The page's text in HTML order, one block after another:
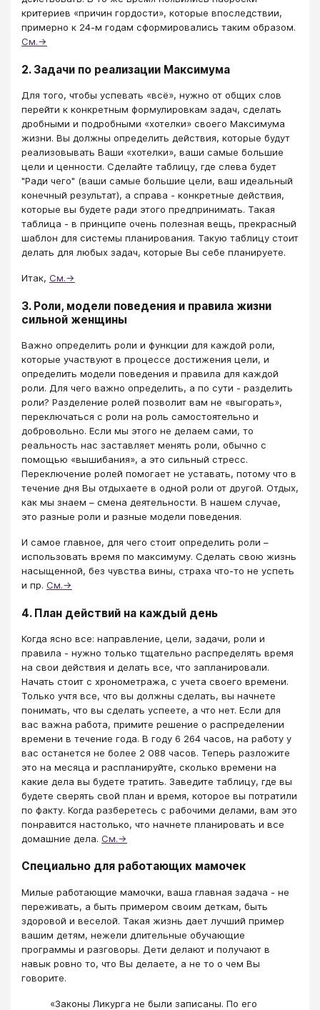
критериев «причин гордости», которые впоследствии,
примерно к 24-м годам сформировались таким образом.
См.→
2. Задачи по реализации Максимума
​Для того, чтобы успевать «всё», нужно от общих слов
перейти к конкретным формулировкам задач, сделать
дробными и подробными «хотелки» своего Максимума
жизни. Вы должны определить действия, которые будут
реализовывать Ваши «хотелки», ваши самые большие
цели и ценности. Сделайте таблицу, где слева будет
"Ради чего" (ваши самые большие цели, ваш идеальный
конечный результат), а справа - конкретные действия,
которые вы будете ради этого предпринимать. Такая
таблица - в принципе очень полезная вещь, прекрасный
шаблон для системы планирования. Такую таблицу стоит
делать для любых задач, которые Вы себе планируете.
Итак, См.→
3. Роли, модели поведения и правила жизни
сильной женщины
Важно определить роли и функции для каждой роли,
которые участвуют в процессе достижения цели, и
определить модели поведения и правила для каждой
роли. Для чего важно определить, а по сути - разделить
роли? Разделение ролей позволит вам не «выгорать»,
переключаться с роли на роль самостоятельно и
добровольно. Если мы этого не делаем сами, то
реальность нас заставляет менять роли, обычно с
помощью «вышибания», а это сильный стресс.
Переключение ролей помогает не уставать, потому что в
течение дня Вы отдыхаете в одной роли от другой. Отдых,
как мы знаем – смена деятельности. В нашем случае,
это разные роли и разные модели поведения.
И самое главное, для чего стоит определить роли –
использовать время по максимуму. Сделать свою жизнь
насыщенной, без чувства вины, страха что-то не успеть
и пр. См.→
4. План действий на каждый день
Когда ясно все: направление, цели, задачи, роли и
правила - нужно только тщательно распределять время
на свои действия и делать все, что запланировали.
Начать стоит с хронометража, с учета своего времени.
Только учтя все, что вы должны сделать, вы начнете
понимать, что вы сделать успеете, а что нет. Если для
вас важна работа, примите решение о распределении
времени в течение года. В году 6 264 часов, на работу у
вас останется не более 2 088 часов. Теперь разложите
это на месяца и распланируйте, сколько времени на
какие дела вы будете тратить. Заведите таблицу, где вы
будете сверять свой план и время, которое вы потратили
по факту. Когда разберетесь с рабочими делами, вам это
понравится настолько, что начнете планировать и все
домашние дела. См.→
Специально для работающих мамочек
Милые работающие мамочки, ваша главная задача - не
переживать, а быть примером своим деткам, быть
здоровой и веселой. Такая жизнь дает лучший пример
вашим детям, нежели длительные обучающие
программы и разговоры. Дети делают и получают в
навык ровно то, что Вы делаете, а не то о чем Вы
говорите.
«Законы Ликурга не были записаны. По его